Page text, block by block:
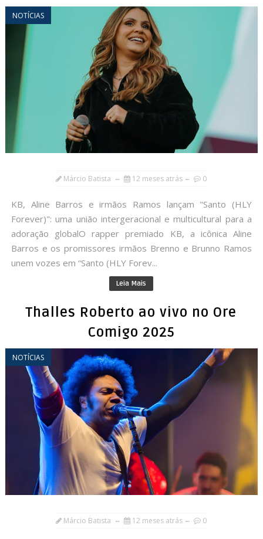
NOTÍCIAS
Márcio Batista 12 meses atrás 0
KB, Aline Barros e irmãos Ramos lançam "Santo (HLY
Forever)": uma união intergeracional e multicultural para a
adoração globalO rapper premiado KB, a icônica Aline
Barros e os promissores irmãos Brenno e Brunno Ramos
unem vozes em “Santo (HLY Forev...
Leia Mais
Thalles Roberto ao vivo no Ore
Comigo 2025
NOTÍCIAS
Márcio Batista 12 meses atrás 0